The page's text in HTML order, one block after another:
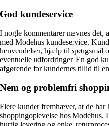
God kundeservice
I nogle kommentarer nævnes det,
med Modehus kundeservice.
henvendelser, hjælp til spørgsmål
eventuelle udfordringer. En god
afgørende for kundernes tillid til
Nem og problemfri
Flere kunder fremhæver, at de har
shoppingoplevelse hos Modehus.
hurtig levering og enkel